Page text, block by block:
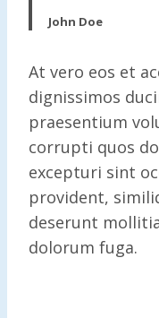
John Doe
At vero eos et
dignissimos
praesentium
corrupti quos
excepturi sint
provident,
deserunt
dolorum fuga.